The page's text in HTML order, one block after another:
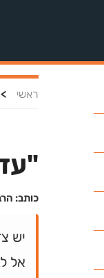
ראשי >
כותב:
יש
אל